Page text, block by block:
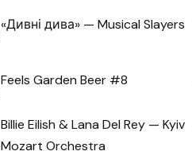
«Дивні дива» — Musical Slayers
Feels Garden Beer #8
Billie Eilish & Lana Del Rey — Kyiv
Mozart Orchestra